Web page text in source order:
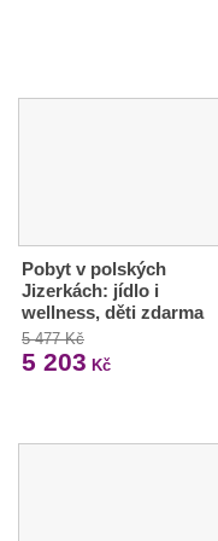
Pobyt v polských
Jizerkách: jídlo i
wellness, děti zdarma
5 477 Kč
5 203 Kč